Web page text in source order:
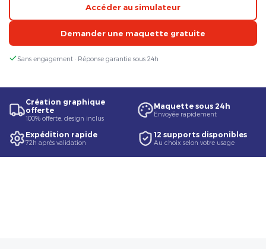
Accéder au simulateur
Demander une maquette gratuite
Sans engagement · Réponse garantie sous 24h
Création graphique
offerte
100% offerte, design inclus
Maquette sous 24h
Envoyée rapidement
Expédition rapide
72h après validation
12 supports disponibles
Au choix selon votre usage